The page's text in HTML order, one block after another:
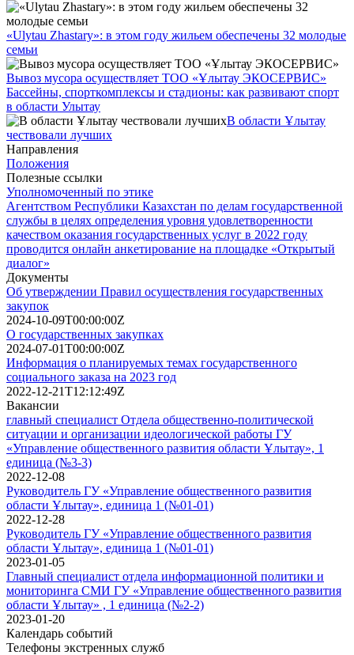
«Ulytau Zhastary»: в этом году жильем обеспечены 32 молодые
семьи
Вывоз мусора осуществляет ТОО «Ұлытау ЭКОСЕРВИС»
Бассейны, спорткомплексы и стадионы: как развивают спорт
в области Улытау
В области Ұлытау
чествовали лучших
Направления
Положения
Полезные ссылки
Уполномоченный по этике
Агентством Республики Казахстан по делам государственной
службы в целях определения уровня удовлетворенности
качеством оказания государственных услуг в 2022 году
проводится онлайн анкетирование на площадке «Открытый
диалог»
Документы
Об утверждении Правил осуществления государственных
закупок
2024-10-09T00:00:00Z
О государственных закупках
2024-07-01T00:00:00Z
Информация о планируемых темах государственного
социального заказа на 2023 год
2022-12-21T12:12:49Z
Вакансии
главный специалист Отдела общественно-политической
ситуации и организации идеологической работы ГУ
«Управление общественного развития области Ұлытау», 1
единица (№3-3)
2022-12-08
Руководитель ГУ «Управление общественного развития
области Ұлытау», единица 1 (№01-01)
2022-12-28
Руководитель ГУ «Управление общественного развития
области Ұлытау», единица 1 (№01-01)
2023-01-05
Главный специалист отдела информационной политики и
мониторинга СМИ ГУ «Управление общественного развития
области Ұлытау» , 1 единица (№2-2)
2023-01-20
Календарь событий
Телефоны экстренных служб